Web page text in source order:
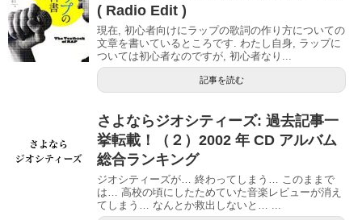
( Radio Edit )
現在, 初心者向けにラップの歌詞の作り方についての
文章を書いているところです. わたし自身, ラップに
ついては初心者なのですが, 初心者なり...
記事を読む
さよならジオシティーズ: 過去記事一
挙転載！（２）2002 年 CD アルバム
総合ランキング
ジオシティーズが… 終わってしまう… このままで
は… 高校の頃にしたためていた音楽レビューが消え
てしまう… なんとか救出しないと… ...